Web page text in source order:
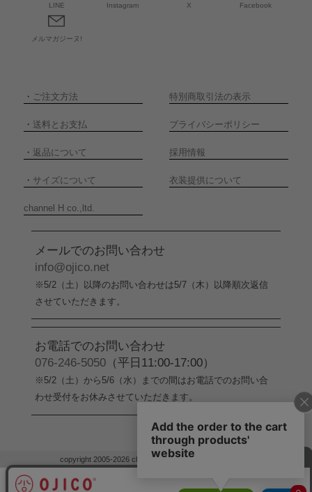
LINE Instagram X Facebook
メルマガジーヌ!
・ ご注文方法 特別商取引法の表示
・ 送料とお支払 プライバシーポリシー
・ 返品について 採用情報
・ サイズについて 衣装提供について
channel H co.,ltd.
メールでのお問い合わせ
info@ojico.net
※5/2（土）以降のお問い合わせは5/7（木）以降順次返信
させていただきます。
お電話でのお問い合わせ
076-246-5050 （平日11:00-17:00）
※5/2（土）から5/6（水）までの間はお電話でのお問い合
わせ受付をお休みさせていただきます。
copyright 2005-2026 channel H co.,ltd. all rights reserved